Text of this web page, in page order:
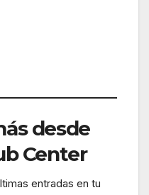
desde
Center
entradas en tu